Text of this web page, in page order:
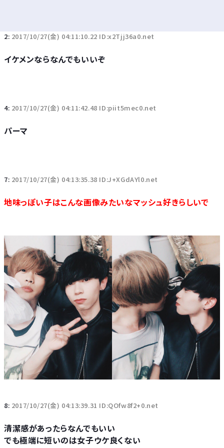
2: 2017/10/27(金) 04:11:10.22 ID:x2Tjj36a0.net
イケメンならなんでもいいぞ
4: 2017/10/27(金) 04:11:42.48 ID:piit5mec0.net
パーマ
7: 2017/10/27(金) 04:13:35.38 ID:J+XGdAYl0.net
地味っぽい子はこんな画像みたいなマッシュ好きらしいで
8: 2017/10/27(金) 04:13:39.31 ID:QOfw8f2+0.net
清潔感があったらなんでもいい
でも極端に短いのは女子ウケ良くない